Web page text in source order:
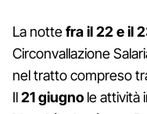
La nottefra il 22 e il
Circonvallazione
nel tratto compreso
Il21 giugno le attività